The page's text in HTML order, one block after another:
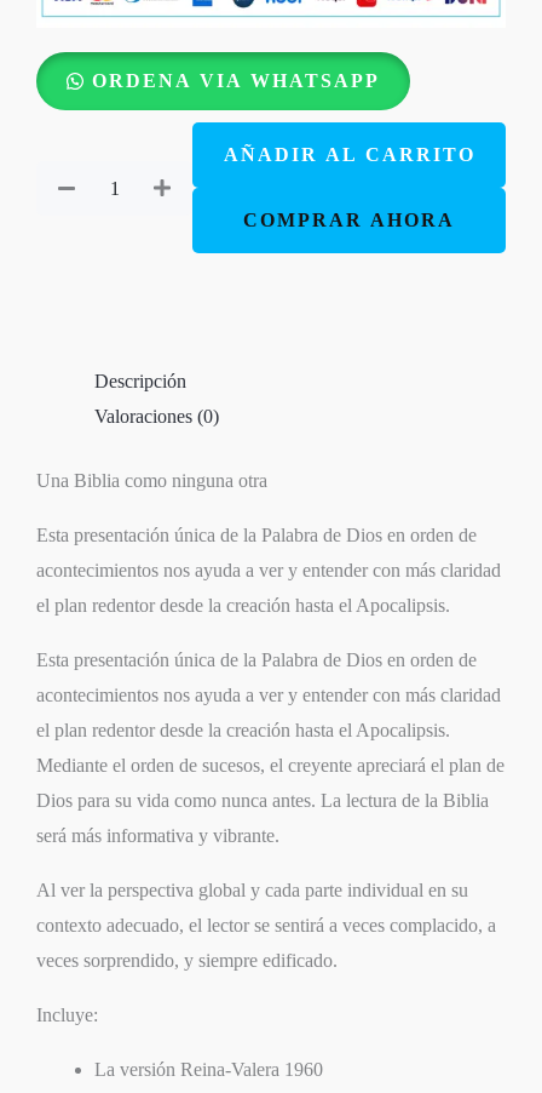
ORDENA VIA WHATSAPP
cantidad
AÑADIR AL CARRITO
COMPRAR AHORA
Descripción
Valoraciones (0)
Una Biblia como ninguna otra
Esta presentación única de la Palabra de Dios en orden de
acontecimientos nos ayuda a ver y entender con más claridad
el plan redentor desde la creación hasta el Apocalipsis.
Esta presentación única de la Palabra de Dios en orden de
acontecimientos nos ayuda a ver y entender con más claridad
el plan redentor desde la creación hasta el Apocalipsis.
Mediante el orden de sucesos, el creyente apreciará el plan de
Dios para su vida como nunca antes. La lectura de la Biblia
será más informativa y vibrante.
Al ver la perspectiva global y cada parte individual en su
contexto adecuado, el lector se sentirá a veces complacido, a
veces sorprendido, y siempre edificado.
Incluye:
La versión Reina-Valera 1960